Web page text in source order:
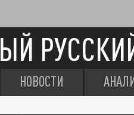
НОВОСТИ